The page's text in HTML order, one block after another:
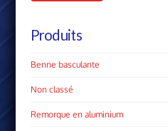
Produits
Benne basculante
Non classé
Remorque en aluminium